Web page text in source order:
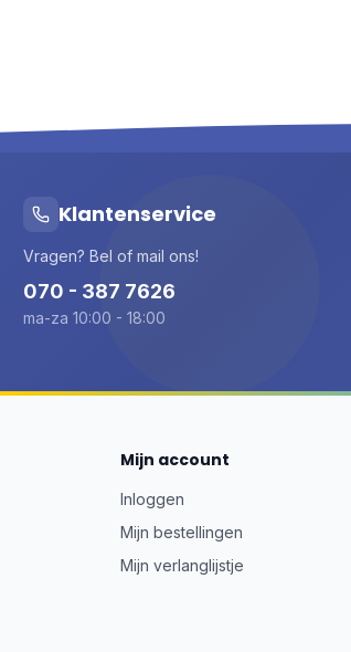
Klantenservice
Vragen? Bel of mail ons!
070 - 387 7626
ma-za 10:00 - 18:00
Mijn account
Inloggen
Mijn bestellingen
Mijn verlanglijstje